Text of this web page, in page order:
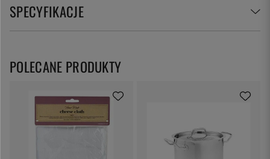
SPECYFIKACJE
POLECANE PRODUKTY